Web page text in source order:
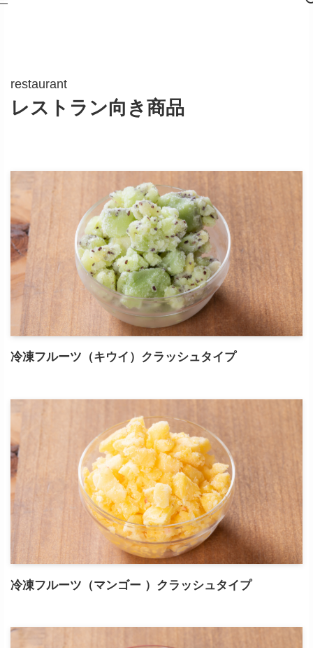
restaurant
レストラン向き商品
冷凍フルーツ（キウイ）クラッシュタイプ
冷凍フルーツ（マンゴー ）クラッシュタイプ